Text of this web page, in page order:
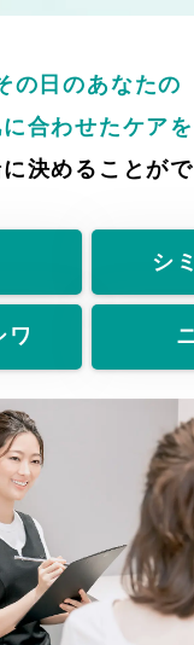
の日のあなたの
合わせたケアを
決めることがで
シ
ワ